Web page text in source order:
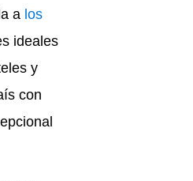
a los
ideales
y
con